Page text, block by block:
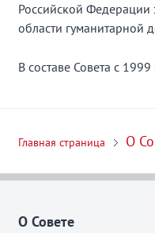
Российской
области гуманитарной
В составе Совета с 1999
Главная страница О
О Совете